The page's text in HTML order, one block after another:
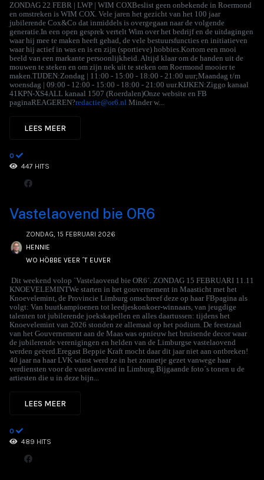
ZONDAG 22 FEBR | LWP | WIM COXBeslist geen onbekende in Roermond
en omstreken is WIM COX. Vele jaren het gezicht van het 100 jaar
jubilerende Cox&Co dat inmiddels is overgegaan naar de volgende
generatie.In een open gesprek vertelt Wim over het bedrijf en de uitdagingen
waar hij mee te maken heeft gehad, de vele bestuursfuncties en initiatieven
waar hij actief in was en is en zijn (sportieve) hobbies.Kortom een mooi
beeld van een markante persoonlijkheid. Altijd klaar om de handen uit de
mouwen te steken en om zijn nek uit te steken om Roermond mooier te
maken.TIJDEN:Zondag | 11:00 - 15:00 - 18:00 - 21:00 uur;Maandag t/m
woensdag | 09:00 - 12:00 - 15:00 - 18:00 - 21:00 uur.KIJKEN:Ziggo kanaal
41KPN-XS4ALL kanaal 1507 (Roerdalen)Onze website en FB
paginaREAGEREN?redactie@or6.nl Minder w...
LEES MEER
0
447 HITS
Vastelaovend bie OR6
ZONDAG, 15 FEBRUARI 2026
HENNIE
WO HÖBBE VEER ´T EUVER
Dit weekend volop `Vastelaovend bie OR6´. ZONDAG 15 FEBRUARI 11.11
KNOEVELEMINTWe starten in het gouvernement in Maasticht met het
Knoevelemint, de Provincie Limburg omschreef deze op haar FBpagina als
volgt: Van buutkampioenen tot leedjeskonkoer-winnaars, van jeugdige
talenten tot jubilerende joekskapellen en alles daartussen: tijdens het
Knoevelemint van 2026 stonden ze allemaal op het podium. De feestzaal
van het Gouvernement aan de Maas was opnieuw het bruisende decor waar
de jubilerende verenigingen en helden van de Limburgse vastelaovend
werden geëerd.Eregast Beppie Kraft mocht daar dit jaar niet aan ontbreken!
40 jaar na haar LVK winst werd ze in het zonnetje gezet vanwege haar
verdiensten voor de vastelaovend in Limburg.Bijgaande foto´s tonen u de
artiesten die u in deze bijn...
LEES MEER
0
489 HITS